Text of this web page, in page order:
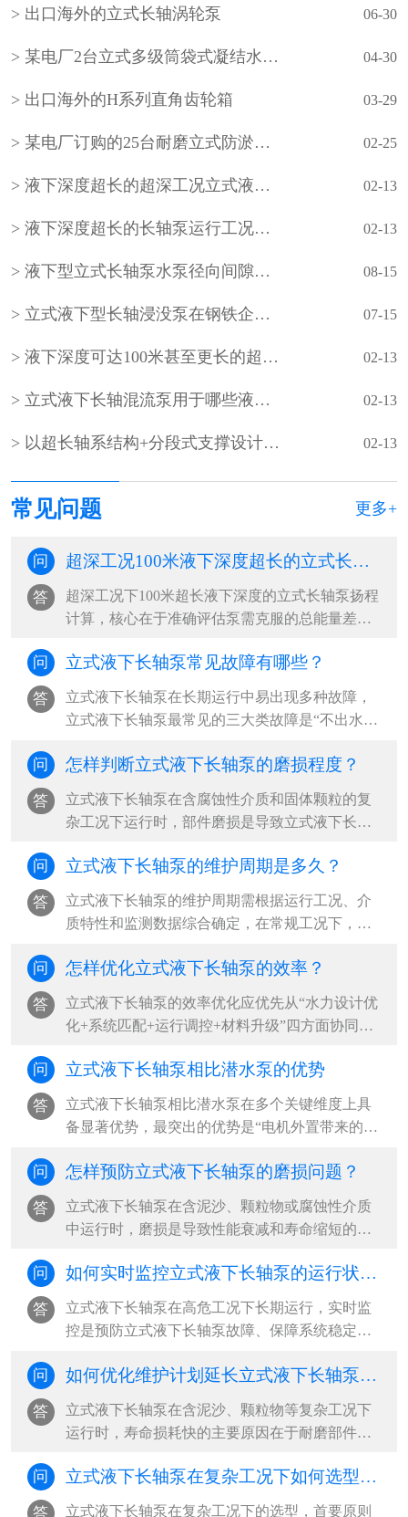
出口海外的立式长轴涡轮泵 06-30
某电厂2台立式多级筒袋式凝结水泵(小机凝结水泵) 04-30
出口海外的H系列直角齿轮箱 03-29
某电厂订购的25台耐磨立式防淤多吸头排污水泵 02-25
液下深度超长的超深工况立式液下长轴泵工作原理和技术核心 02-13
液下深度超长的长轴泵运行工况分析 02-13
液下型立式长轴泵水泵径向间隙怎样调整？ 08-15
立式液下型长轴浸没泵在钢铁企业的使用 07-15
液下深度可达100米甚至更长的超长型立式液下长轴泵如何设计？ 02-13
立式液下长轴混流泵用于哪些液下深度超长的超深工况？ 02-13
以‌超长轴系结构+分段式支撑设计‌为核心的‌超长立式液下长轴泵 02-13
常见问题 更多+
问 超深工况100米液下深度超长的立式长轴泵的扬程如何计算？
答
超深工况下100米超长液下深度的立式长轴泵扬程
计算，核心在于准确评估泵需克服的总能量差，
问 立式液下长轴泵常见故障有哪些？
答
立式液下长轴泵在长期运行中易出现多种故障，‌
立式液下长轴泵最常见的三大类故障是“不出水或
动”，其中以吸入侧问题、轴系不稳定和电气系统
故障为根本诱因，占现场故障案例的80%以上‌。
问 怎样判断立式液下长轴泵的磨损程度？
答
​立式液下长轴泵在含腐蚀性介质和固体颗粒的复
杂工况下运行时，部件磨损是导致立式液下长轴
断方法是“运行参数监测+定期拆检+无损检测”三
结合，其中压力下降超过20%、振动加剧和目视
表面损伤是立式液下长轴泵最直接的磨损信号‌。
问 立式液下长轴泵的维护周期是多久？
答
立式液下长轴泵的维护周期需根据运行工况、介
质特性和监测数据综合确定，‌在常规工况下，建
2000小时进行一次全面检查，每6个月至1年安排
一次周期性大修；但在含腐蚀性介质、含固颗粒
等高危工况下，立式液下长轴泵应缩短至每3个月
检查一次，并结合振动、温度等状态监测结果实
施动态调整‌。···
问 怎样优化立式液下长轴泵的效率？
答
​立式液下长轴泵的效率优化应优先从“水力设计优
化+系统匹配+运行调控+材料升级”四方面协同推
效率点（BEP）附近运行，减少水力、容积和机
械三类损失，同时优化立式液下长轴泵吸入条件
与管路系统，可实现立式液下长轴泵整体能效提
升20%-40%‌。···
问 立式液下长轴泵相比潜水泵的优势
答
立式液下长轴泵相比潜水泵在多个关键维度上具
备显著优势，‌最突出的优势是“电机外置带来的高
含固体颗粒的恶劣工况，能有效避免电机进水损
坏风险，并支持在线检修与局部更换，大幅降低
立式液下长轴泵全生命周期运维成本‌。···
问 怎样预防立式液下长轴泵的磨损问题？
答
立式液下长轴泵在含泥沙、颗粒物或腐蚀性介质
中运行时，磨损是导致性能衰减和寿命缩短的主
期维护”三位一体，从源头减少立式液下长轴泵磨
损冲击，延长立式液下长轴泵关键部件使用寿
命‌。···
问 如何实时监控立式液下长轴泵的运行状态？
答
立式液下长轴泵在高危工况下长期运行，实时监
控是预防立式液下长轴泵故障、保障系统稳定的
+智能分析+远程可视化”的工业物联网体系，通过
振动、液位、温度、电流等关键参数的24小时在
线监测，结合阈值报警与趋势预测，实现从被动
响应到主动预防的立式液下长轴泵运维升级‌。···
问 如何优化维护计划延长立式液下长轴泵寿命？
答
立式液下长轴泵在含泥沙、颗粒物等复杂工况下
运行时，寿命损耗快的主要原因在于‌耐磨部件磨
泵使用寿命，必须从“被动维修”转向“系统性预防
维护”，‌最有效的策略是建立基于工况特征的差异
问 立式液下长轴泵在复杂工况下如何选型？ ​
答
立式液下长轴泵在复杂工况下的选型，‌首要原则